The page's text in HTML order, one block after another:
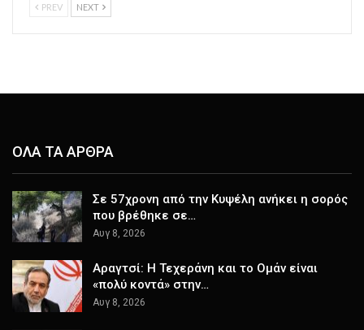
PREV NEXT
ΟΛΑ ΤΑ ΑΡΘΡΑ
Σε 57χρονη από την Κυψέλη ανήκει η σορός
που βρέθηκε σε…
Αυγ 8, 2026
Αραγτσί: Η Τεχεράνη και το Ομάν είναι
«πολύ κοντά» στην…
Αυγ 8, 2026